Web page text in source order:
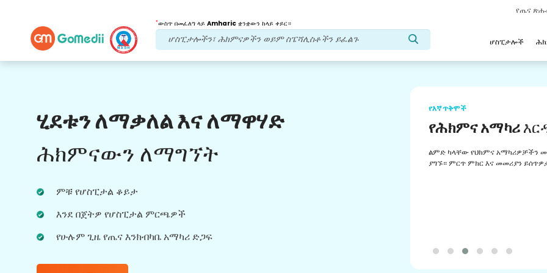
የጤና
*ውስጥ በመፈለግ ላይ Amharic ቋንቋውን ከላይ ቀይር።
ሆስፒታሎች
ሂደቱን ለማቃለል እና ለማዋሃድ
ሕክምናውን ለማግኘት
ምቹ የሆስፒታል ቆይታ
እንደ በጀትዎ የሆስፒታል ምርጫዎች
የሁሉም ጊዜ የጤና እንክብካቤ አማካሪ ድጋፍ
የድህረ ህክምናክትትል
የሚደረግበት እንክብካቤ
በሕክምና ፍላጎቶችዎ ላይ መደበኛ ዝመናዎች።
የእኛ ጥቅሞች
የሕክምና አማካሪ
ልምድ ካላቸው የህክምና አማካሪዎቻችን
ያግኙ። ምርጥ ምክር እና መመሪያን